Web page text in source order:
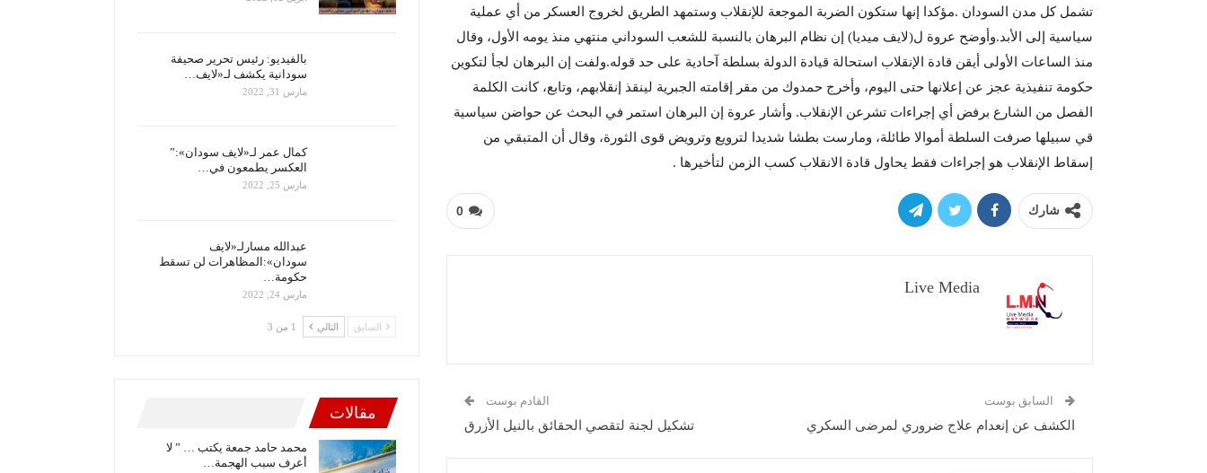
تشمل كل مدن السودان .مؤكدا إنها ستكون الضربة الموجعة للإنقلاب وستمهد الطريق لخروج العسكر من أي عملية
سياسية إلى الأبد.وأوضح عروة ل(لايف ميديا) إن نظام البرهان بالنسبة للشعب السوداني منتهي منذ يومه الأول، وقال
منذ الساعات الأولى أيقن قادة الإنقلاب استحالة قيادة الدولة بسلطة آحادية على حد قوله.ولفت إن البرهان لجأ لتكوين
حكومة تنفيذية عجز عن إعلانها حتى اليوم، وأخرج حمدوك من مقر إقامته الجبرية لينقذ إنقلابهم، وتابع، كانت الكلمة
الفصل من الشارع برفض أي إجراءات تشرعن الإنقلاب. وأشار عروة إن البرهان استمر في البحث عن حواضن سياسية
قي سبيلها صرفت السلطة أموالا طائلة، ومارست بطشا شديدا لترويع وترويض قوى الثورة، وقال أن المتبقي من
إسقاط الإنقلاب هو إجراءات فقط يحاول قادة الانقلاب كسب الزمن لتأخيرها .
0 شارك
Live Media
السابق بوست
الكشف عن إنعدام علاج ضروري لمرضى السكري
القادم بوست
تشكيل لجنة لتقصي الحقائق بالنيل الأزرق
بالفيديو: رئيس تحرير صحيفة
سودانية يكشف لـ«لايف…
مارس 31, 2022
كمال عمر لـ«لايف سودان»:”
العكسر يطمعون في…
مارس 25, 2022
عبدالله مسارلـ«لايف
سودان»:المظاهرات لن تسقط
حكومة…
مارس 24, 2022
السابق التالي 1 من 3
مقالات
محمد حامد جمعة يكتب … ” لا
أعرف سبب الهجمة…